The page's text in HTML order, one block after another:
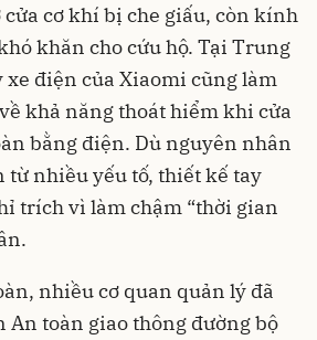
cơ khí bị che giấu, còn kính
khăn cho cứu hộ. Tại Trung
xe điện của Xiaomi cũng làm
khả năng thoát hiểm khi cửa
bằng điện. Dù nguyên nhân
từ nhiều yếu tố, thiết kế tay
trích vì làm chậm “thời gian
nhiều cơ quan quản lý đã
An toàn giao thông đường bộ